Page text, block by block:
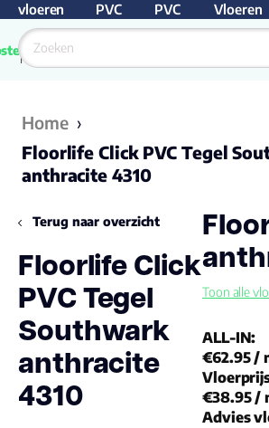
vloeren
PVC
PVC
Vloeren
van
Nederland
Home ›
Floorlife Click PVC Tegel
anthracite 4310
Terug naar overzicht
Floorlife Click
PVC Tegel
Southwark
anthracite
4310
Toon alle
ALL-IN:
€62.95/
€38.95/
Advies